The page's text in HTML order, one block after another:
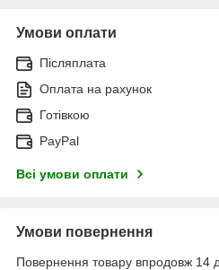
Умови оплати
Післяплата
Оплата на рахунок
Готівкою
PayPal
Всі умови оплати
Умови повернення
Повернення товару впродовж 14